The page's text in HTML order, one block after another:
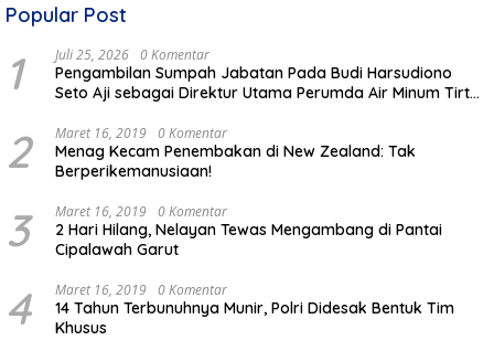
Popular Post
1 Juli 25, 2026 0 Komentar
Pengambilan Sumpah Jabatan Pada Budi Harsudiono
Seto Aji sebagai Direktur Utama Perumda Air Minum Tirta
2 Maret 16, 2019 0 Komentar
Menag Kecam Penembakan di New Zealand: Tak
Berperikemanusiaan!
3 Maret 16, 2019 0 Komentar
2 Hari Hilang, Nelayan Tewas Mengambang di Pantai
Cipalawah Garut
4 Maret 16, 2019 0 Komentar
14 Tahun Terbunuhnya Munir, Polri Didesak Bentuk Tim
Khusus